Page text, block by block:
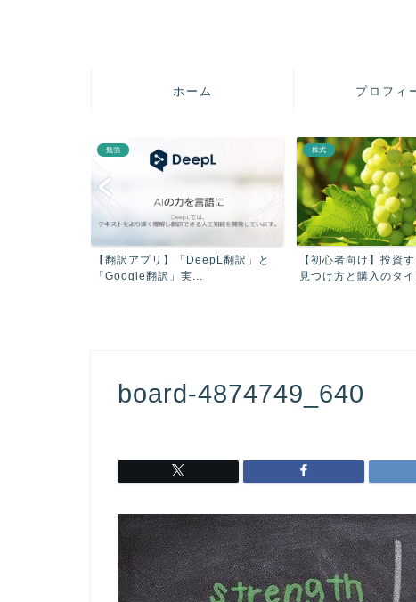
ホーム プロフィ
勉強
【翻訳アプリ】「DeepL翻訳」と
「Google翻訳」実...
株式
【初心者向け】投資
見つけ方と購入のタイ
board-4874749_640